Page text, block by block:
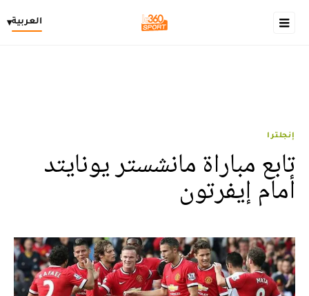
العربية▾
إنجلترا
تابع مباراة مانشستر يونايتد
أمام إيفرتون